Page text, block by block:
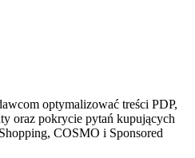
optymalizować treści PDP,
oraz pokrycie pytań kupujących
COSMO i Sponsored